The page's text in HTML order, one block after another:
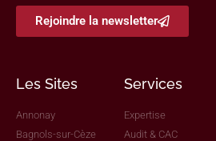
Rejoindre la newsletter
Les Sites
Annonay
Bagnols-sur-Cèze
Services
Expertise
Audit & CAC